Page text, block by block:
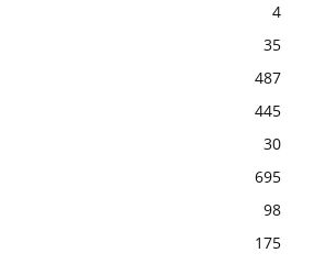
4
35
487
445
30
695
98
175